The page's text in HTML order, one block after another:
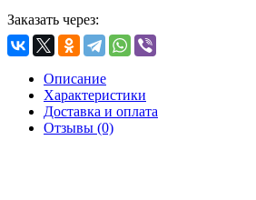
Заказать через:
Описание
Характеристики
Доставка и оплата
Отзывы (0)